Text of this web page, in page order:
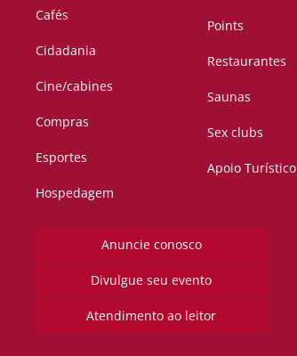
Cafés
Cidadania
Cine/cabines
Compras
Esportes
Hospedagem
Points
Restaurantes
Saunas
Sex clubs
Apoio Turístico
Anuncie conosco
Divulgue seu evento
Atendimento ao leitor